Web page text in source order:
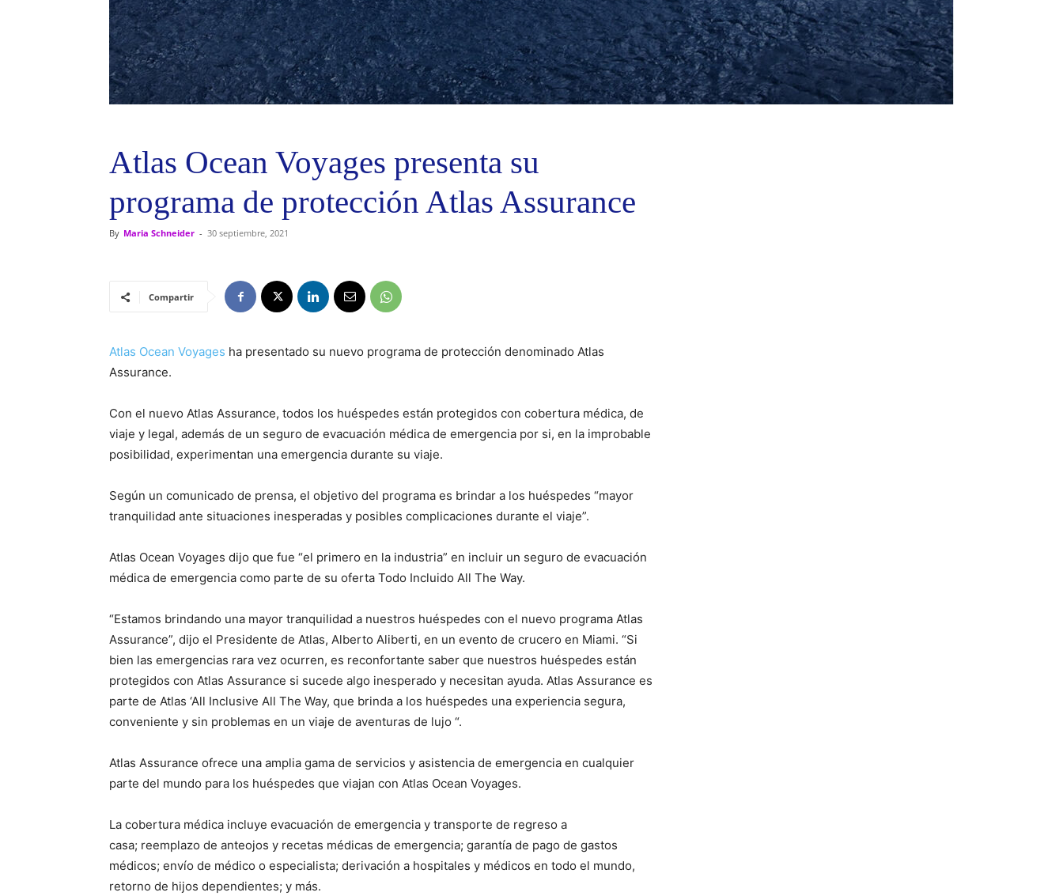
Atlas Ocean Voyages presenta su
programa de protección Atlas Assurance
By Maria Schneider - 30 septiembre, 2021
Compartir
Atlas Ocean Voyages ha presentado su nuevo programa de protección denominado Atlas
Assurance.
Con el nuevo Atlas Assurance, todos los huéspedes están protegidos con cobertura médica, de
viaje y legal, además de un seguro de evacuación médica de emergencia por si, en la improbable
posibilidad, experimentan una emergencia durante su viaje.
Según un comunicado de prensa, el objetivo del programa es brindar a los huéspedes “mayor
tranquilidad ante situaciones inesperadas y posibles complicaciones durante el viaje”.
Atlas Ocean Voyages dijo que fue “el primero en la industria” en incluir un seguro de evacuación
médica de emergencia como parte de su oferta Todo Incluido All The Way.
“Estamos brindando una mayor tranquilidad a nuestros huéspedes con el nuevo programa Atlas
Assurance”, dijo el Presidente de Atlas, Alberto Aliberti, en un evento de crucero en Miami. “Si
bien las emergencias rara vez ocurren, es reconfortante saber que nuestros huéspedes están
protegidos con Atlas Assurance si sucede algo inesperado y necesitan ayuda. Atlas Assurance es
parte de Atlas ‘All Inclusive All The Way, que brinda a los huéspedes una experiencia segura,
conveniente y sin problemas en un viaje de aventuras de lujo “.
Atlas Assurance ofrece una amplia gama de servicios y asistencia de emergencia en cualquier
parte del mundo para los huéspedes que viajan con Atlas Ocean Voyages.
La cobertura médica incluye evacuación de emergencia y transporte de regreso a
casa; reemplazo de anteojos y recetas médicas de emergencia; garantía de pago de gastos
médicos; envío de médico o especialista; derivación a hospitales y médicos en todo el mundo,
retorno de hijos dependientes; y más.